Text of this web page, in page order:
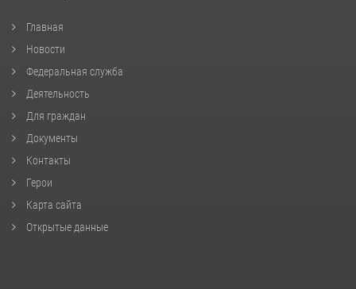
Главная
Новости
Федеральная служба
Деятельность
Для граждан
Документы
Контакты
Герои
Карта сайта
Открытые данные